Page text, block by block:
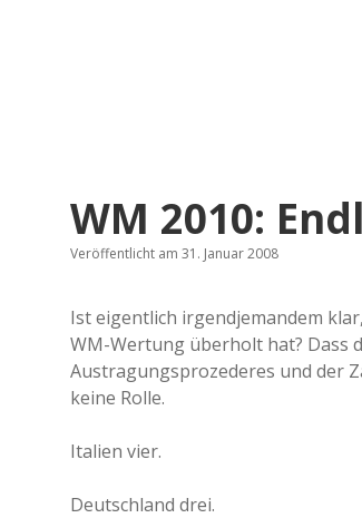
WM 2010:
Veröffentlicht am 31. Januar 2008
Ist eigentlich irgendjemandem
WM-Wertung überholt hat? Dass
Austragungsprozederes und der
keine Rolle.
Italien vier.
Deutschland drei.